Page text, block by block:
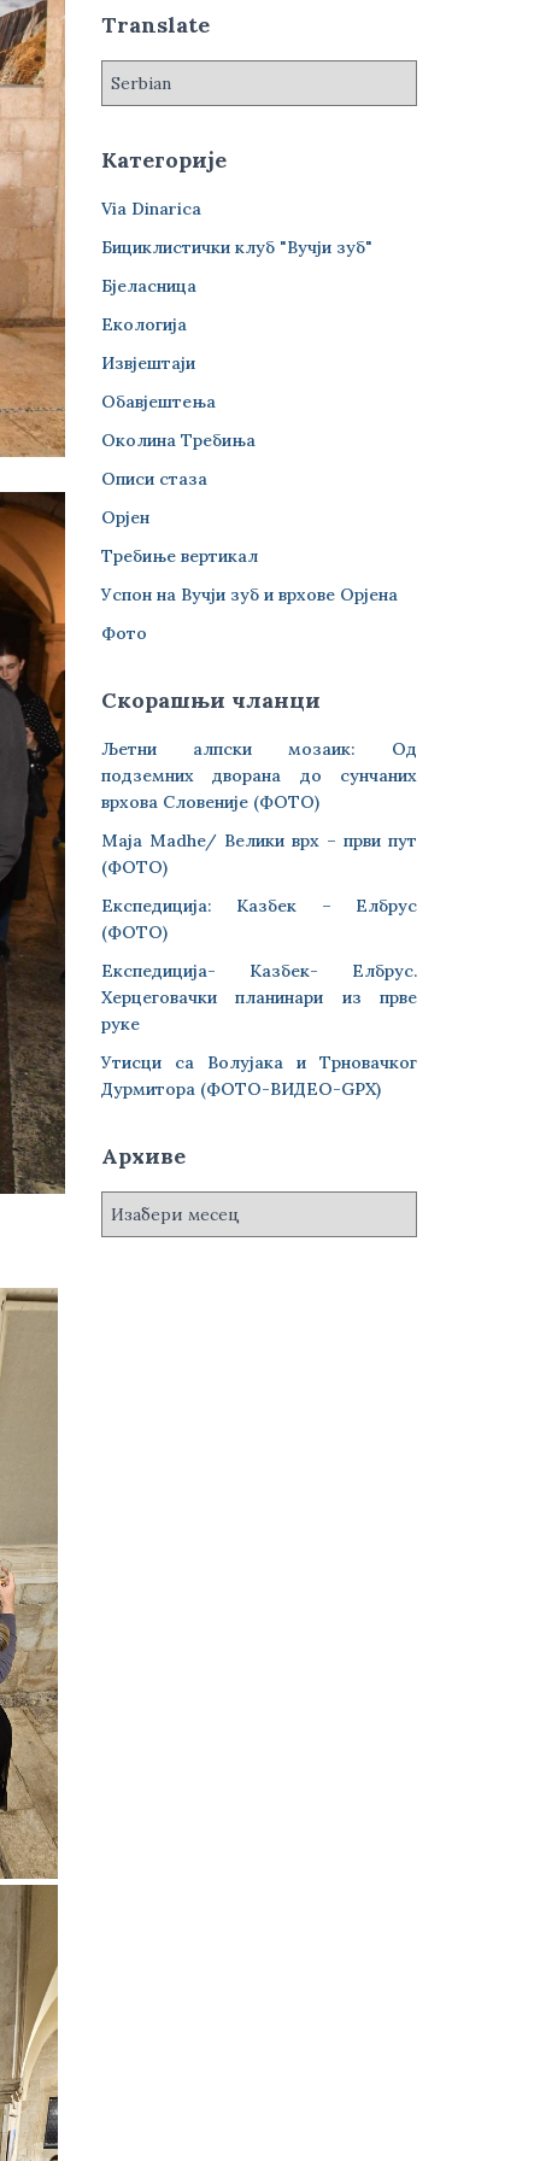
а
Translate
Категорије
Via Dinarica
Бициклистички клуб "Вучји зуб"
Бјеласница
Екологија
Извјештаји
Обавјештења
Околина Требиња
Описи стаза
Орјен
Требиње вертикал
Успон на Вучји зуб и врхове Орјена
Фото
Скорашњи чланци
Љетни алпски мозаик: Од
подземних дворана до сунчаних
врхова Словеније (ФОТО)
Maja Madhe/ Велики врх – први пут
(ФОТО)
Експедиција: Казбек – Елбрус
(ФОТО)
Експедиција- Казбек- Елбрус.
Херцеговачки планинари из прве
руке
Утисци са Волујака и Трновачког
Дурмитора (ФОТО-ВИДЕО-GPX)
Архиве